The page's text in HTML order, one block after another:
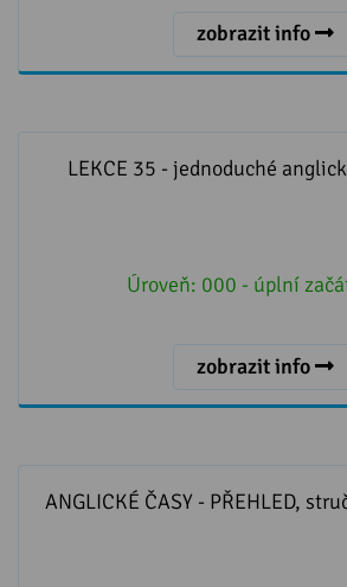
zobrazit info
LEKCE 35 - jednoduché
Úroveň: 000 - úplní
zobrazit info
ANGLICKÉ ČASY - PŘEHLED,